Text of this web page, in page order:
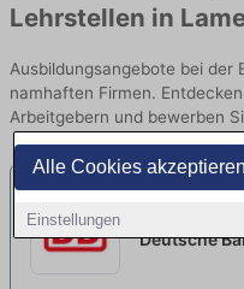
Alle Cookies akzeptieren
Einstellungen
Lehrstellen in
Ausbildungsangebote bei der
namhaften Firmen.
Arbeitgebern und bewerben
auf ein
Deutsche